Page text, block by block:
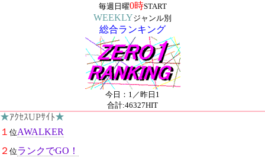
毎週日曜0時START
WEEKLYジャンル別
総合ランキング
今日：1／昨日1
合計:46327HIT
★ｱｸｾｽUPｻｲﾄ★
１ 位AWALKER
２ 位ランクでGO！